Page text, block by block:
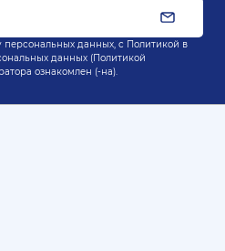
персональных данных, с Политикой в
данных (Политикой
ознакомлен (-на).